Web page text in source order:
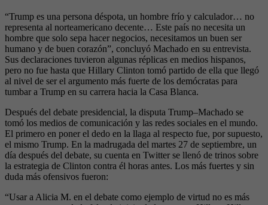
“Trump es una persona déspota, un hombre frío y calculador… no
representa al norteamericano decente… Este país no necesita un
hombre que solo sepa hacer negocios, necesitamos un buen ser
humano y de buen corazón”, concluyó Machado en su entrevista.
Sus declaraciones tuvieron algunas réplicas en medios hispanos,
pero no fue hasta que Hillary Clinton tomó partido de ella que llegó
al nivel de ser el argumento más fuerte de los demócratas para
tumbar a Trump en su carrera hacia la Casa Blanca.
Después del debate presidencial, la disputa Trump–Machado se
tomó los medios de comunicación y las redes sociales en el mundo.
El primero en poner el dedo en la llaga al respecto fue, por supuesto,
el mismo Trump. En la madrugada del martes 27 de septiembre, un
día después del debate, su cuenta en Twitter se llenó de trinos sobre
la estrategia de Clinton contra él horas antes. Los más fuertes y sin
duda más ofensivos fueron:
“Usar a Alicia M. en el debate como ejemplo de virtud no es más